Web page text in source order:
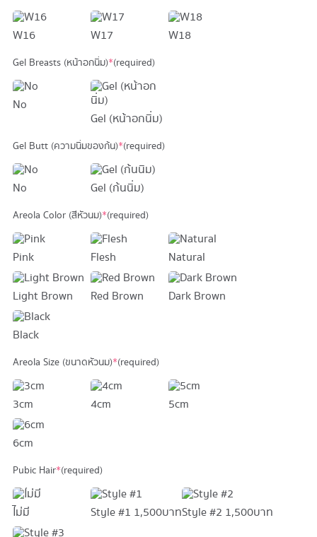
W16 W17 W18
Gel Breasts (หน้าอกนิ่ม)*(required)
No
Gel (หน้าอกนิ่ม)
Gel Butt (ความนิ่มของก้น)*(required)
No Gel (ก้นนิ่ม)
Areola Color (สีหัวนม)*(required)
Pink Flesh Natural
Light Brown Red Brown Dark Brown
Black
Areola Size (ขนาดหัวนม)*(required)
3cm 4cm 5cm
6cm
Pubic Hair*(required)
ไม่มี Style #1 1,500 บาทStyle #2 1,500 บาท